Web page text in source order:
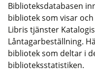
Biblioteksdatabasen
bibliotek som visar
Libris tjänster
Låntagarbeställning.
bibliotek som deltar i
biblioteksstatistiken.